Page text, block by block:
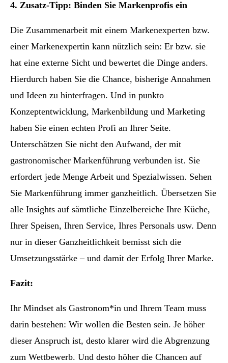
4. Zusatz-Tipp: Binden Sie Markenprofis ein
Die Zusammenarbeit mit einem Markenexperten bzw.
einer Markenexpertin kann nützlich sein: Er bzw. sie
hat eine externe Sicht und bewertet die Dinge anders.
Hierdurch haben Sie die Chance, bisherige Annahmen
und Ideen zu hinterfragen. Und in punkto
Konzeptentwicklung, Markenbildung und Marketing
haben Sie einen echten Profi an Ihrer Seite.
Unterschätzen Sie nicht den Aufwand, der mit
gastronomischer Markenführung verbunden ist. Sie
erfordert jede Menge Arbeit und Spezialwissen. Sehen
Sie Markenführung immer ganzheitlich. Übersetzen Sie
alle Insights auf sämtliche Einzelbereiche Ihre Küche,
Ihrer Speisen, Ihren Service, Ihres Personals usw. Denn
nur in dieser Ganzheitlichkeit bemisst sich die
Umsetzungsstärke – und damit der Erfolg Ihrer Marke.
Fazit:
Ihr Mindset als Gastronom*in und Ihrem Team muss
darin bestehen: Wir wollen die Besten sein. Je höher
dieser Anspruch ist, desto klarer wird die Abgrenzung
zum Wettbewerb. Und desto höher die Chancen auf